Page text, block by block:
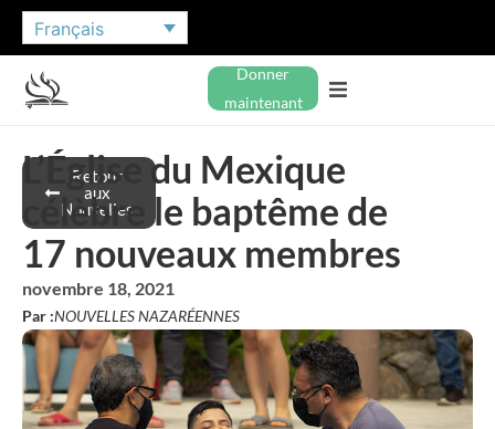
Français
Donner
maintenant
Retour
aux
Nouvelles
L’Église du Mexique
célèbre le baptême de
17 nouveaux membres
novembre 18, 2021
Par :NOUVELLES NAZARÉENNES